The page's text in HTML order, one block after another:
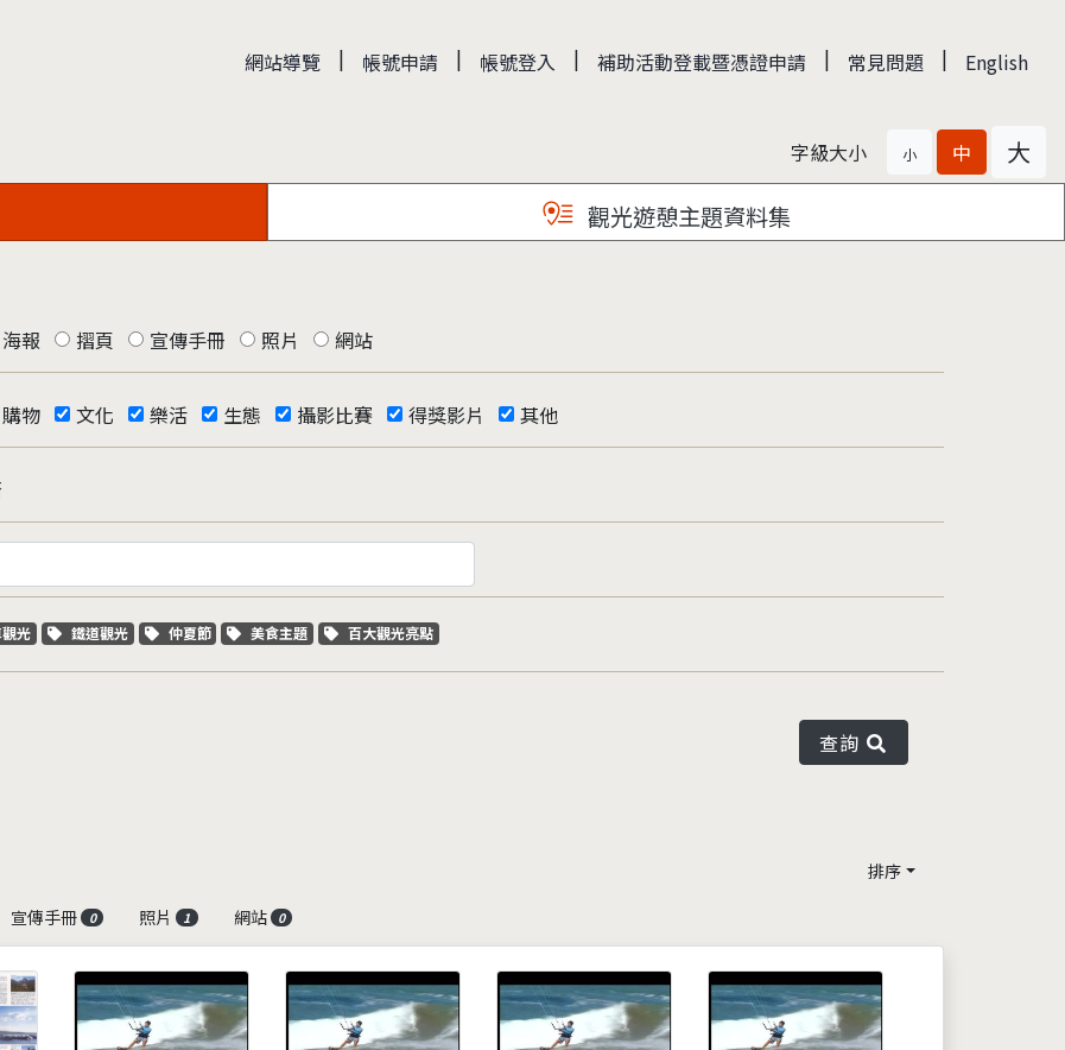
網站導覽 | 帳號申請 | 帳號登入 | 補助活動登載暨憑證申請 | 常見問題 | English
字級大小 小 中 大
觀光遊憩主題資料集
海報 摺頁 宣傳手冊 照片 網站
購物 文化 樂活 生態 攝影比賽 得獎影片 其他
籤
光 關鍵字標籤
鐵道觀光 關鍵字標籤
仲夏節 關鍵字標籤
美食主題 關鍵字標籤
百大觀光亮點
查詢
排序
宣傳手冊 0 照片 1 網站 0